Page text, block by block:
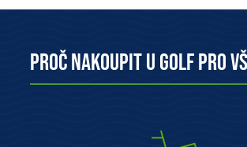
Proč nakoupit u Golf pro